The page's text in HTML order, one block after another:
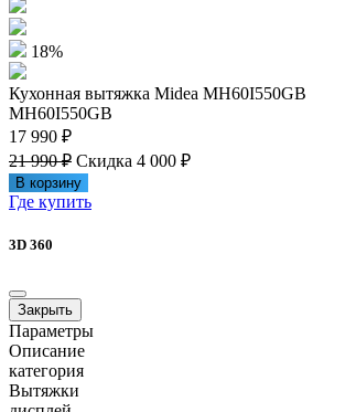
18%
Кухонная вытяжка Midea MH60I550GB
MH60I550GB
17 990 ₽
21 990 ₽ Скидка 4 000 ₽
В корзину
Где купить
3D 360
Закрыть
Параметры
Описание
категория
Вытяжки